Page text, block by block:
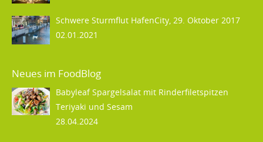
Schwere Sturmflut HafenCity, 29. Oktober 2017
02.01.2021
Neues im FoodBlog
Babyleaf Spargelsalat mit Rinderfiletspitzen
Teriyaki und Sesam
28.04.2024